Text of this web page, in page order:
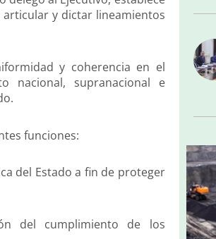
y dictar lineamientos
y coherencia en el
nacional, supranacional e
funciones:
del Estado a fin de proteger
del cumplimiento de los